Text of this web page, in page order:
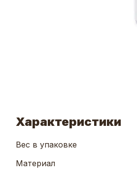
Характеристики
Вес в упаковке
Материал